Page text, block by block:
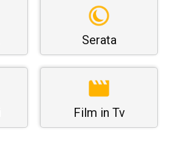
Serata
Film in Tv